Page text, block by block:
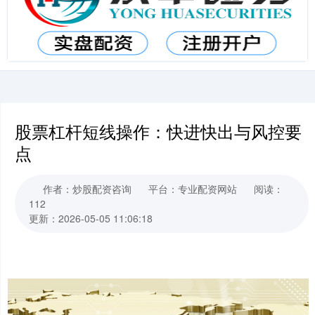
股票杠杆短线操作：快进快出与风控要
点
作者：炒股配资咨询 平台：专业配资网站
阅读：
112
更新：2026-05-05 11:06:18